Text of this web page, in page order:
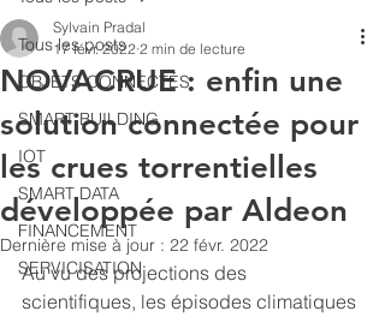
Tous les posts
OBJETS CONNECTÉS
SMART BUILDING
IOT
SMART DATA
FINANCEMENT
SERVICISATION
NOVACRUE : enfin une
solution connectée pour
les crues torrentielles
développée par Aldeon
Sylvain Pradal
17 févr. 2022 2 min de lecture
Dernière mise à jour : 22 févr. 2022
Au vu des projections des
scientifiques, les épisodes climatiques